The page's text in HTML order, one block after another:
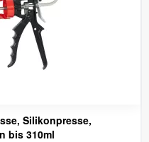
Silikonpresse,
bis 310ml